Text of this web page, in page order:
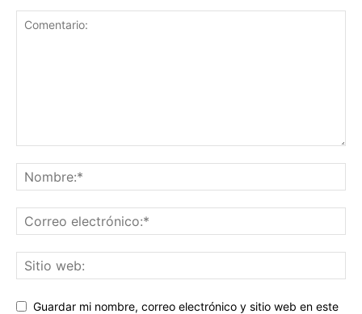
Guardar mi nombre, correo electrónico y sitio web en este